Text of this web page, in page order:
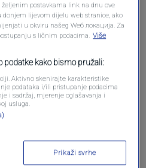
postavkama link na dnu ove
lijevom dijelu web stranice, ako
u okviru našeg Wеб локација. Za
s ličnim podacima. Više
podatke kako bismo pružali:
Aktivno skenirajte karakteristike
podataka i/ili pristupanje podacima
i sadržaj, mjerenje oglašavanja i
usluga.
Prikaži svrhe